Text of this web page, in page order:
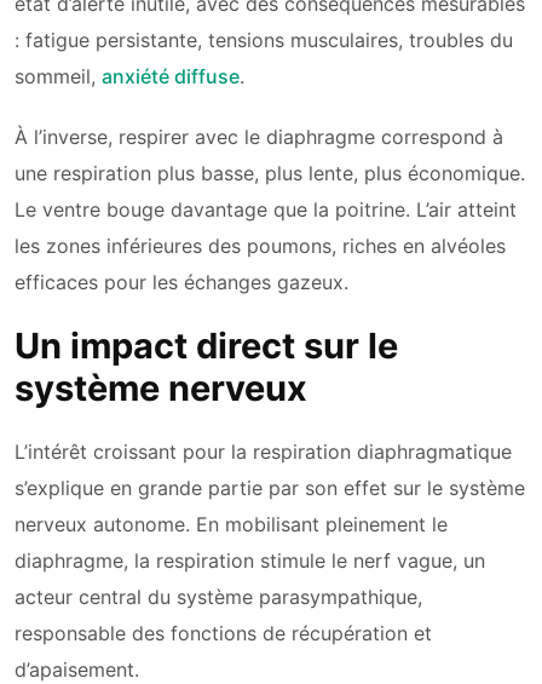
: fatigue persistante, tensions musculaires, troubles du
sommeil, anxiété diffuse.
À l’inverse, respirer avec le diaphragme correspond à
une respiration plus basse, plus lente, plus économique.
Le ventre bouge davantage que la poitrine. L’air atteint
les zones inférieures des poumons, riches en alvéoles
efficaces pour les échanges gazeux.
Un impact direct sur le
système nerveux
L’intérêt croissant pour la respiration diaphragmatique
s’explique en grande partie par son effet sur le système
nerveux autonome. En mobilisant pleinement le
diaphragme, la respiration stimule le nerf vague, un
acteur central du système parasympathique,
responsable des fonctions de récupération et
d’apaisement.